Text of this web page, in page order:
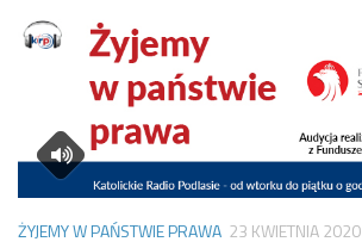
ŻYJEMY W PAŃSTWIE PRAWA 23 KWIETNIA 2020